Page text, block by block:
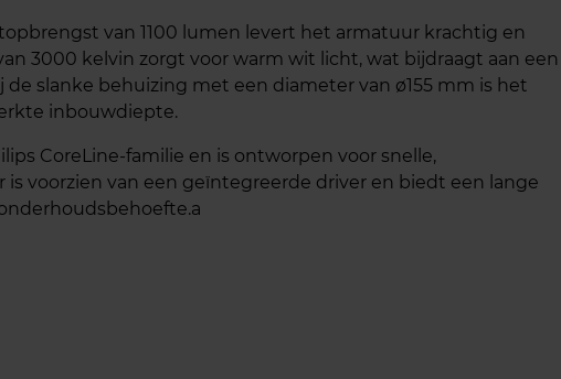
van 1100 lumen levert het armatuur krachtig en
3000 kelvin zorgt voor warm wit licht, wat bijdraagt aan een
slanke behuizing met een diameter van ø155 mm is het
inbouwdiepte.
CoreLine-familie en is ontworpen voor snelle,
voorzien van een geïntegreerde driver en biedt een lange